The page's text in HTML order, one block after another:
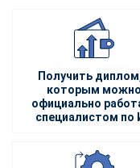
Получить
которым можно
официально
специалистом по